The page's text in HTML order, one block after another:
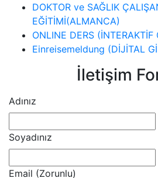
DOKTOR ve SAĞLIK
EĞİTİMİ(ALMANCA)
ONLINE DERS (İNTERAKTİF
Einreisemeldung (DİJİTAL
İletişim
Adınız
Soyadınız
Email (Zorunlu)